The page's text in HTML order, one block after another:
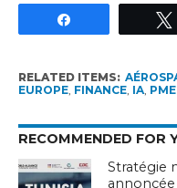
RELATED ITEMS:
EUROPE, FINANCE, IA, PME
RECOMMENDED FOR
Stratégie